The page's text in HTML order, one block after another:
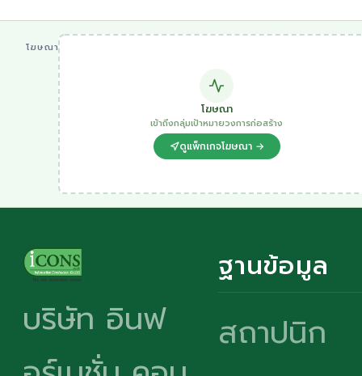
โฆษณา
โฆษณา
เข้าถึงกลุ่มเป้าหมายวงการก่อสร้าง
ดูแพ็กเกจโฆษณา →
บริษัท อินฟ
ฐานข้อมูล
สถาปนิก